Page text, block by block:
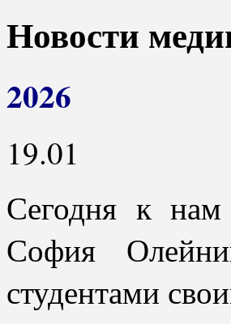
Новости
2026
19.01
Сегодня к
София
студентами